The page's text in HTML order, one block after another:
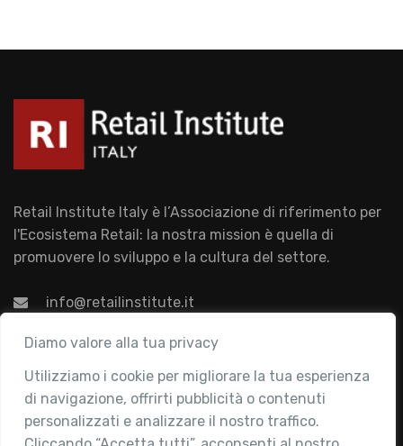
Diamo valore alla tua privacy
Utilizziamo i cookie per migliorare la tua esperienza
di navigazione, offrirti pubblicità o contenuti
personalizzati e analizzare il nostro traffico.
Retail Institute Italy è l’Associazione di riferimento per
l'Ecosistema Retail: la nostra mission è quella di
promuovere lo sviluppo e la cultura del settore.
info@retailinstitute.it
Associazione
Chi siamo
Attività
Contatti